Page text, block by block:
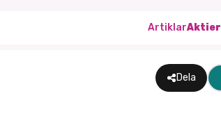
ArtiklarAktier
Dela